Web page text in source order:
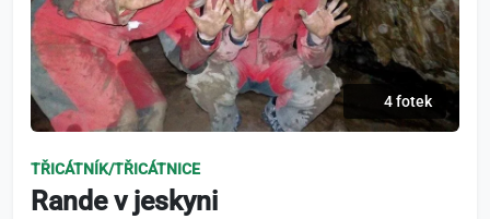
4 fotek
TŘICÁTNÍK/TŘICÁTNICE
Rande v jeskyni